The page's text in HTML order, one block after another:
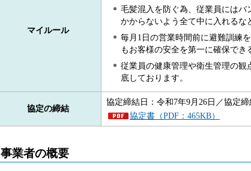
マイルール
毛髪混入を防ぐ為、従業員には
かからないよう全て中に入れるな
毎月1日の営業時間前に避難訓練
もお客様の安全を第一に確保で
従業員の健康管理や衛生管理の
底しております。
協定の締結
協定締結日：令和7年9月26日／協定締
協定書（PDF：465KB）
事業者の概要